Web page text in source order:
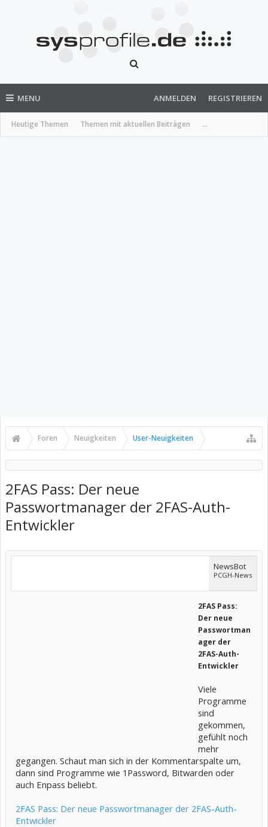
MENU
Heutige Themen Themen mit aktuellen Beiträgen ...
ANMELDEN REGISTRIEREN
Foren Neuigkeiten User-Neuigkeiten
2FAS Pass: Der neue
Passwortmanager der 2FAS-Auth-
Entwickler
NewsBot
PCGH-News
2FAS Pass:
Der neue
Passwortman
ager der
2FAS-Auth-
Entwickler
Viele
Programme
sind
gekommen,
gefühlt noch
mehr
gegangen. Schaut man sich in der Kommentarspalte um,
dann sind Programme wie 1Password, Bitwarden oder
auch Enpass beliebt.
2FAS Pass: Der neue Passwortmanager der 2FAS-Auth-
Entwickler